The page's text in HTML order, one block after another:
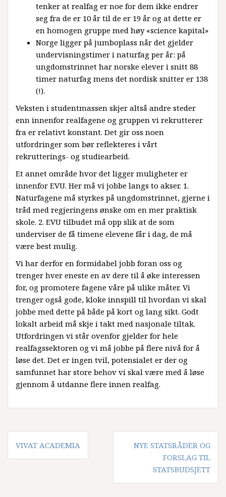
tenker at realfag er noe for dem ikke endrer
seg fra de er 10 år til de er 19 år og at dette er
en homogen gruppe med høy «science kapital»
Norge ligger på jumboplass når det gjelder
undervisningstimer i naturfag per år: på
ungdomstrinnet har norske elever i snitt 88
timer naturfag mens det nordisk snitter er 138
(!).
Veksten i studentmassen skjer altså andre steder
enn innenfor realfagene og gruppen vi rekrutterer
fra er relativt konstant.​ Det gir oss noen
utfordringer som bør reflekteres i vårt
rekrutterings- og studiearbeid.
Et annet område hvor det ligger muligheter er
innenfor EVU. Her må vi jobbe langs to akser. 1.
Naturfagene må styrkes på ungdomstrinnet, gjerne i
tråd med regjeringens ønske om en mer praktisk
skole. 2. EVU tilbudet må opp slik at de som
underviser de få timene elevene får i dag, de må
være best mulig.
Vi har derfor en formidabel jobb foran oss og
trenger hver eneste en av dere til å øke interessen
for, og promotere fagene våre på ulike måter. Vi
trenger også gode, kloke innspill til hvordan vi skal
jobbe med dette på både på kort og lang sikt. Godt
lokalt arbeid må skje i takt med nasjonale tiltak.
Utfordringen vi står ovenfor gjelder for hele
realfagssektoren og vi må jobbe på flere nivå for å
løse det. Det er ingen tvil, potensialet er der og
samfunnet har store behov vi skal være med å løse
gjennom å utdanne flere innen realfag.
Innleggsnavigasjon
VIVAT ACADEMIA
NYE STATSRÅDER OG
FORSLAG TIL
STATSBUDSJETT